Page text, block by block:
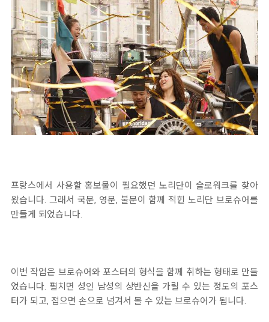
프랑스에서 사용할 홍보물이 필요했던 노리단이 슬로워크를 찾아
왔습니다. 그래서 국문, 영문, 불문이 함께 적힌 노리단 브로슈어를
만들게 되었습니다.
이번 작업은 브로슈어와 포스터의 형식을 함께 취하는 형태로 만들
었습니다. 펼치면 성인 남성의 상반신을 가릴 수 있는 정도의 포스
터가 되고, 접으면 손으로 넘겨서 볼 수 있는 브로슈어가 됩니다.